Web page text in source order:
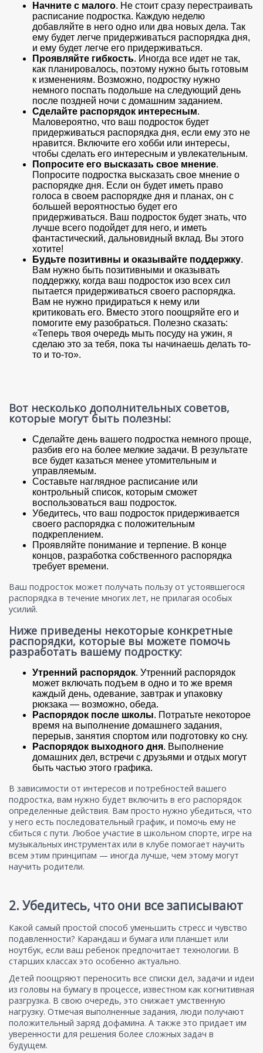
Начните с малого. Не стоит сразу перестраивать
расписание подростка. Каждую неделю
добавляйте в него одно или два новых дела. Так
ему будет легче придерживаться распорядка дня,
и ему будет легче его придерживаться.
Проявляйте гибкость. Иногда все идет не так,
как планировалось, поэтому нужно быть готовым
к изменениям. Возможно, подростку нужно
немного поспать подольше на следующий день
после поздней ночи с домашним заданием.
Сделайте распорядок интересным.
Маловероятно, что ваш подросток будет
придерживаться распорядка дня, если ему это не
нравится. Включите его хобби или интересы,
чтобы сделать его интересным и увлекательным.
Попросите его высказать свое мнение.
Попросите подростка высказать свое мнение о
распорядке дня. Если он будет иметь право
голоса в своем распорядке дня и планах, он с
большей вероятностью будет его
придерживаться. Ваш подросток будет знать, что
лучше всего подойдет для него, и иметь
фантастический, дальновидный вклад. Вы этого
хотите!
Будьте позитивны и оказывайте поддержку.
Вам нужно быть позитивными и оказывать
поддержку, когда ваш подросток изо всех сил
пытается придерживаться своего распорядка.
Вам не нужно придираться к нему или
критиковать его. Вместо этого поощряйте его и
помогите ему разобраться. Полезно сказать:
«Теперь твоя очередь мыть посуду на ужин, я
сделаю это за тебя, пока ты начинаешь делать то-
то и то-то».
Вот несколько дополнительных советов,
которые могут быть полезны:
Сделайте день вашего подростка немного проще,
разбив его на более мелкие задачи. В результате
все будет казаться менее утомительным и
управляемым.
Составьте наглядное расписание или
контрольный список, которым сможет
воспользоваться ваш подросток.
Убедитесь, что ваш подросток придерживается
своего распорядка с положительным
подкреплением.
Проявляйте понимание и терпение. В конце
концов, разработка собственного распорядка
требует времени.
Ваш подросток может получать пользу от устоявшегося
распорядка в течение многих лет, не прилагая особых
усилий.
Ниже приведены некоторые конкретные
распорядки, которые вы можете помочь
разработать вашему подростку:
Утренний распорядок. Утренний распорядок
может включать подъем в одно и то же время
каждый день, одевание, завтрак и упаковку
рюкзака — возможно, обеда.
Распорядок после школы. Потратьте некоторое
время на выполнение домашнего задания,
перерыв, занятия спортом или подготовку ко сну.
Распорядок выходного дня. Выполнение
домашних дел, встречи с друзьями и отдых могут
быть частью этого графика.
В зависимости от интересов и потребностей вашего
подростка, вам нужно будет включить в его распорядок
определенные действия. Вам просто нужно убедиться, что
у него есть последовательный график, и помочь ему не
сбиться с пути. Любое участие в школьном спорте, игре на
музыкальных инструментах или в клубе помогает научить
всем этим принципам — иногда лучше, чем этому могут
научить родители.
2. Убедитесь, что они все записывают
Какой самый простой способ уменьшить стресс и чувство
подавленности? Карандаш и бумага или планшет или
ноутбук, если ваш ребенок предпочитает технологии. В
старших классах это особенно актуально.
Детей поощряют переносить все списки дел, задачи и идеи
из головы на бумагу в процессе, известном как когнитивная
разгрузка. В свою очередь, это снижает умственную
нагрузку. Отмечая выполненные задания, люди получают
положительный заряд дофамина. А также это придает им
уверенности для решения более сложных задач в
будущем.